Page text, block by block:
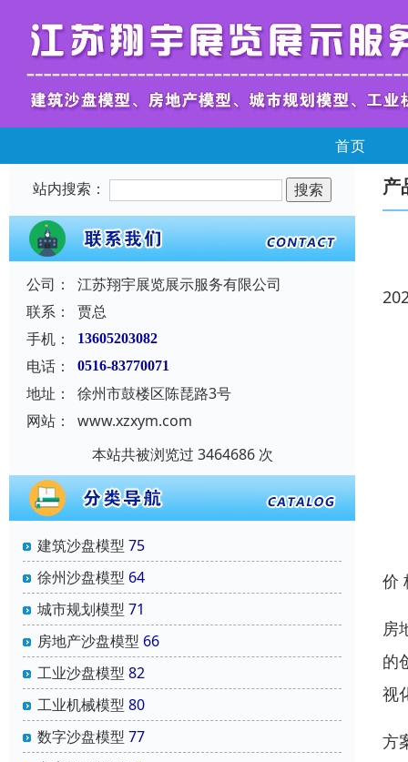
首页
站内搜索：
公司：
江苏翔宇展览展示服务有限公司
联系：
贾总
手机：
13605203082
电话： 0516-83770071
地址：
徐州市鼓楼区陈琵路3号
网站：
www.xzxym.com
本站共被浏览过 3464686 次
建筑沙盘模型 75
徐州沙盘模型 64
城市规划模型 71
房地产沙盘模型 66
工业沙盘模型 82
工业机械模型 80
数字沙盘模型 77
产
价
房
的
视
方